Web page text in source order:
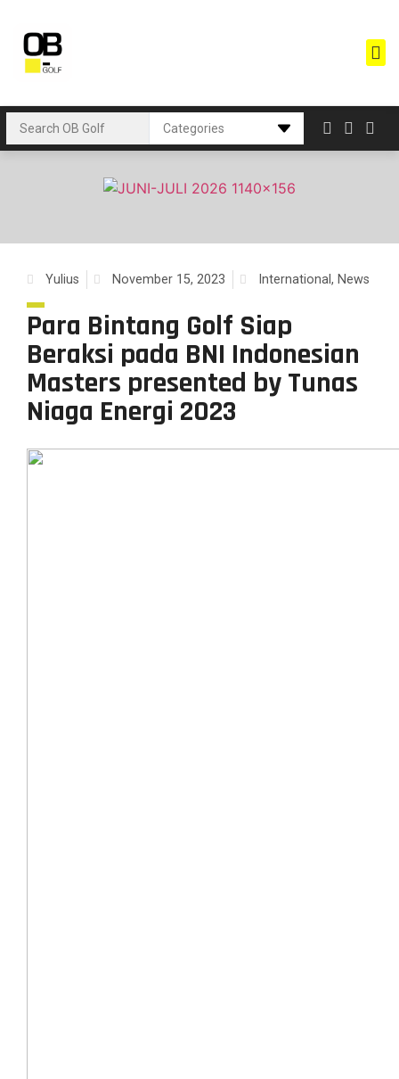
Yulius November 15, 2023 International, News
Para Bintang Golf Siap
Beraksi pada BNI Indonesian
Masters presented by Tunas
Niaga Energi 2023